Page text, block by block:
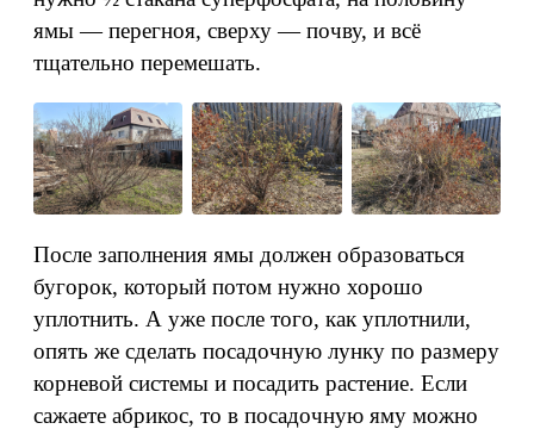
ямы — перегноя, сверху — почву, и всё
тщательно перемешать.
После заполнения ямы должен образоваться
бугорок, который потом нужно хорошо
уплотнить. А уже после того, как уплотнили,
опять же сделать посадочную лунку по размеру
корневой системы и посадить растение. Если
сажаете абрикос, то в посадочную яму можно